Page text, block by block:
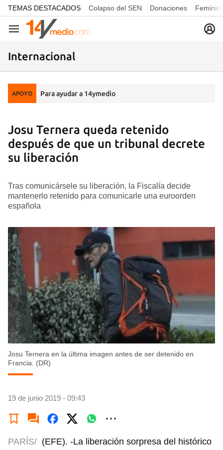
common.go-to-content
TEMAS DESTACADOS Colapso del SEN Donaciones
Navegación
Internacional
APOYO Para ayudar a 14ymedio
Josu Ternera queda retenido
después de que un tribunal decrete
su liberación
Tras comunicársele su liberación, la Fiscalía decide
mantenerlo retenido para comunicarle una euroorden
española
Josu Ternera en la última imagen antes de ser detenido en
Francia. (DR)
19 de junio 2019 - 09:43
PARÍS/ (EFE). -La liberación sorpresa del histórico